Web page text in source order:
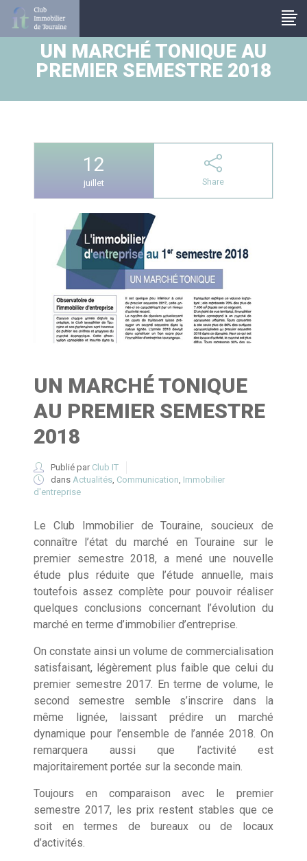
UN MARCHÉ TONIQUE AU
PREMIER SEMESTRE 2018
12
juillet Share
UN MARCHÉ TONIQUE
AU PREMIER SEMESTRE
2018
Publié par Club IT
dans Actualités, Communication, Immobilier
d'entreprise
Le Club Immobilier de Touraine, soucieux de
connaître l’état du marché en Touraine sur le
premier semestre 2018, a mené une nouvelle
étude plus réduite que l’étude annuelle, mais
toutefois assez complète pour pouvoir réaliser
quelques conclusions concernant l’évolution du
marché en terme d’immobilier d’entreprise.
On constate ainsi un volume de commercialisation
satisfaisant, légèrement plus faible que celui du
premier semestre 2017. En terme de volume, le
second semestre semble s’inscrire dans la
même lignée, laissant prédire un marché
dynamique pour l’ensemble de l’année 2018. On
remarquera aussi que l’activité est
majoritairement portée sur la seconde main.
Toujours en comparaison avec le premier
semestre 2017, les prix restent stables que ce
soit en termes de bureaux ou de locaux
d’activités.
Panneau de gestion des cookies